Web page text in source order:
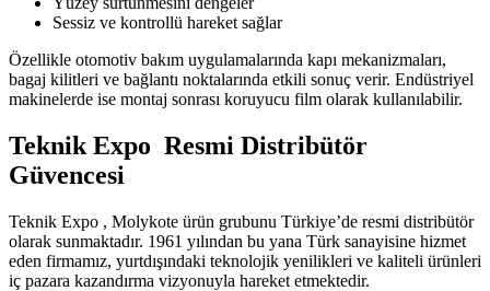
Sessiz ve kontrollü hareket sağlar
Özellikle otomotiv bakım uygulamalarında kapı mekanizmaları,
bagaj kilitleri ve bağlantı noktalarında etkili sonuç verir. Endüstriyel
makinelerde ise montaj sonrası koruyucu film olarak kullanılabilir.
Teknik Expo Resmi Distribütör
Güvencesi
Teknik Expo , Molykote ürün grubunu Türkiye’de resmi distribütör
olarak sunmaktadır. 1961 yılından bu yana Türk sanayisine hizmet
eden firmamız, yurtdışındaki teknolojik yenilikleri ve kaliteli ürünleri
iç pazara kazandırma vizyonuyla hareket etmektedir.